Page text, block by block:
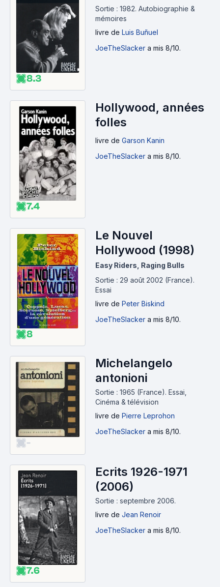
8.3
Sortie : 1982. Autobiographie &
mémoires
livre de Luis Buñuel
JoeTheSlacker a mis 8/10.
7.4
Hollywood, années
folles
livre de Garson Kanin
JoeTheSlacker a mis 8/10.
8
Le Nouvel
Hollywood (1998)
Easy Riders, Raging Bulls
Sortie : 29 août 2002 (France).
Essai
livre de Peter Biskind
JoeTheSlacker a mis 8/10.
-
Michelangelo
antonioni
Sortie : 1965 (France). Essai,
Cinéma & télévision
livre de Pierre Leprohon
JoeTheSlacker a mis 8/10.
7.6
Ecrits 1926-1971
(2006)
Sortie : septembre 2006.
livre de Jean Renoir
JoeTheSlacker a mis 8/10.